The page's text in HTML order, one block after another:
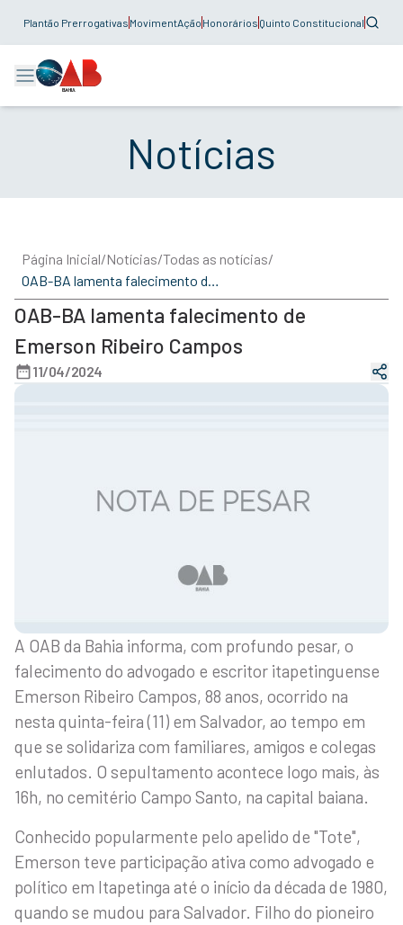
Plantão Prerrogativas MovimentAção Honorários Quinto Constitucional
Notícias
Página Inicial/Notícias/Todas as notícias/
OAB-BA lamenta falecimento de
Emerson Ribeiro Campos
11/04/2024
A OAB da Bahia informa, com profundo pesar, o
falecimento do advogado e escritor itapetinguense
Emerson Ribeiro Campos, 88 anos, ocorrido na
nesta quinta-feira (11) em Salvador, ao tempo em
que se solidariza com familiares, amigos e colegas
enlutados. O sepultamento acontece logo mais, às
16h, no cemitério Campo Santo, na capital baiana.
Conhecido popularmente pelo apelido de "Tote",
Emerson teve participação ativa como advogado e
político em Itapetinga até o início da década de 1980,
quando se mudou para Salvador. Filho do pioneiro